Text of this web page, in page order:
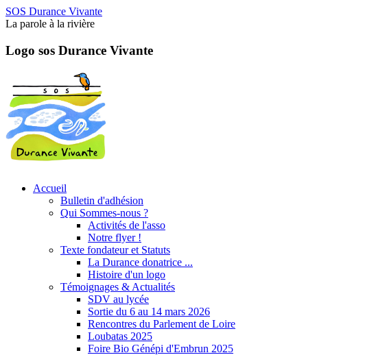
SOS Durance Vivante
La parole à la rivière
Logo sos Durance Vivante
Accueil
Bulletin d'adhésion
Qui Sommes-nous ?
Activités de l'asso
Notre flyer !
Texte fondateur et Statuts
La Durance donatrice ...
Histoire d'un logo
Témoignages & Actualités
SDV au lycée
Sortie du 6 au 14 mars 2026
Rencontres du Parlement de Loire
Loubatas 2025
Foire Bio Génépi d'Embrun 2025